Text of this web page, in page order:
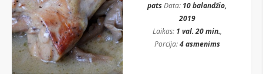
patsData: 10 balandžio,
2019
Laikas: 1 val. 20 min.,
Porcija:4 asmenims